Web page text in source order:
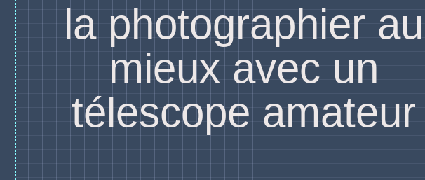
la photographier au
mieux avec un
télescope amateur